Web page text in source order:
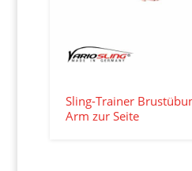
Sling-Trainer
Arm zur Seite